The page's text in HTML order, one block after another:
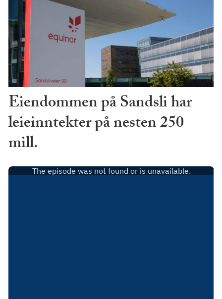
Eiendommen på Sandsli har
leieinntekter på nesten 250
mill.